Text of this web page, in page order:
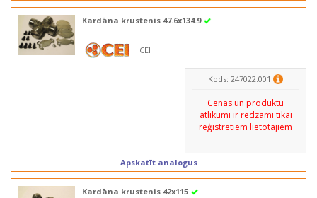
Kardāna krustenis 47.6x134.9
CEI
Kods: 247022.001
Cenas un produktu
atlikumi ir redzami tikai
reģistrētiem lietotājiem
Apskatīt analogus
Kardāna krustenis 42x115